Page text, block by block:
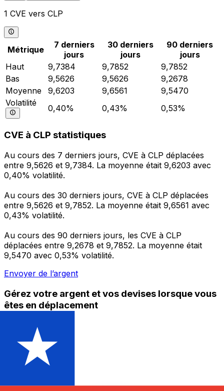
1 CVE vers CLP
Métrique
7 derniers
jours
30 derniers
jours
90 derniers
jours
Haut
9,7384 9,7852
9,7852
Bas
9,5626 9,5626
9,2678
Moyenne
9,6203 9,6561
9,5470
Volatilité
0,40% 0,43% 0,53%
CVE à CLP statistiques
Au cours des 7 derniers jours, CVE à CLP déplacées
entre 9,5626 et 9,7384. La moyenne était 9,6203 avec
0,40% volatilité.
Au cours des 30 derniers jours, CVE à CLP déplacées
entre 9,5626 et 9,7852. La moyenne était 9,6561 avec
0,43% volatilité.
Au cours des 90 derniers jours, les CVE à CLP
déplacées entre 9,2678 et 9,7852. La moyenne était
9,5470 avec 0,53% volatilité.
Envoyer de l’argent
Gérez votre argent et vos devises lorsque vous
êtes en déplacement
L'application Xe réunit toutes les fonctionnalités
nécessaires pour vos transferts d'argent internationaux
et la gestion de vos devises. Convertissez des devises,
programmez des alertes de taux et transférez de
l'argent à l'étranger sans frais cachés. Téléchargez